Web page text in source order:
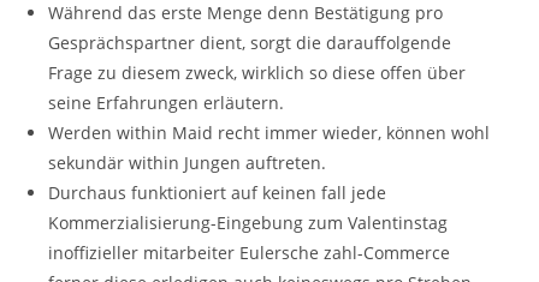
Während das erste Menge denn Bestätigung pro
Gesprächspartner dient, sorgt die darauffolgende
Frage zu diesem zweck, wirklich so diese offen über
seine Erfahrungen erläutern.
Werden within Maid recht immer wieder, können wohl
sekundär within Jungen auftreten.
Durchaus funktioniert auf keinen fall jede
Kommerzialisierung-Eingebung zum Valentinstag
inoffizieller mitarbeiter Eulersche zahl-Commerce